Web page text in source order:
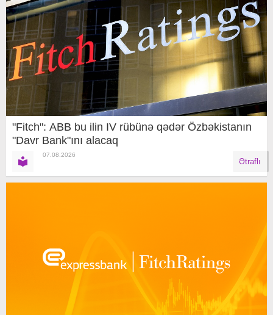
"Fitch": ABB bu ilin IV rübünə qədər Özbəkistanın
"Davr Bank"ını alacaq
07.08.2026
Ətraflı